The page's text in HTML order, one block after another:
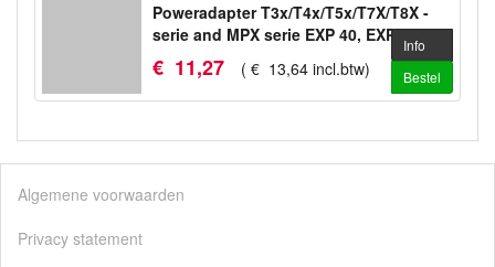
Poweradapter T3x/T4x/T5x/T7X/T8X -
serie and MPX serie EXP 40, EXP 50
€ 11,27 ( € 13,64 incl.btw)
Info
Bestel
Algemene voorwaarden
Privacy statement